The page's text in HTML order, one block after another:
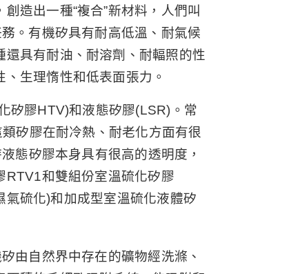
造出一種“複合”新材料，人們叫
。有機矽具有耐高低溫、耐氣候
具有耐油、耐溶劑、耐輻照的性
生理惰性和低表面張力。
矽膠HTV)和液態矽膠(LSR)。常
矽膠在耐冷熱、耐老化方面有很
態矽膠本身具有很高的透明度，
RTV1和雙組份室溫硫化矽膠
硫化)和加成型室溫硫化液體矽
由自然界中存在的礦物經洗滌、